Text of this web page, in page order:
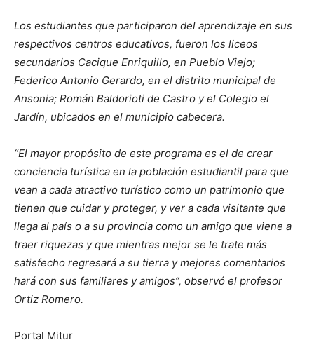
Los estudiantes que participaron del aprendizaje en sus
respectivos centros educativos, fueron los liceos
secundarios Cacique Enriquillo, en Pueblo Viejo;
Federico Antonio Gerardo, en el distrito municipal de
Ansonia; Román Baldorioti de Castro y el Colegio el
Jardín, ubicados en el municipio cabecera.
“El mayor propósito de este programa es el de crear
conciencia turística en la población estudiantil para que
vean a cada atractivo turístico como un patrimonio que
tienen que cuidar y proteger, y ver a cada visitante que
llega al país o a su provincia como un amigo que viene a
traer riquezas y que mientras mejor se le trate más
satisfecho regresará a su tierra y mejores comentarios
hará con sus familiares y amigos”, observó el profesor
Ortiz Romero.
Portal Mitur